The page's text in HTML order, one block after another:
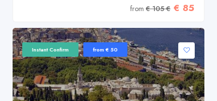
from€ 105 € € 85
Instant Confirm from € 50